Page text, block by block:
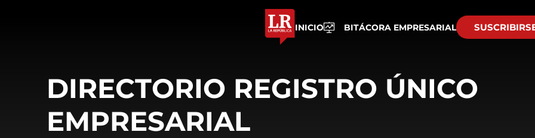
INICIO BITÁCORA EMPRESARIAL
DIRECTORIO REGISTRO ÚNICO
EMPRESARIAL